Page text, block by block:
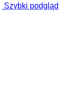
Szybki podgląd